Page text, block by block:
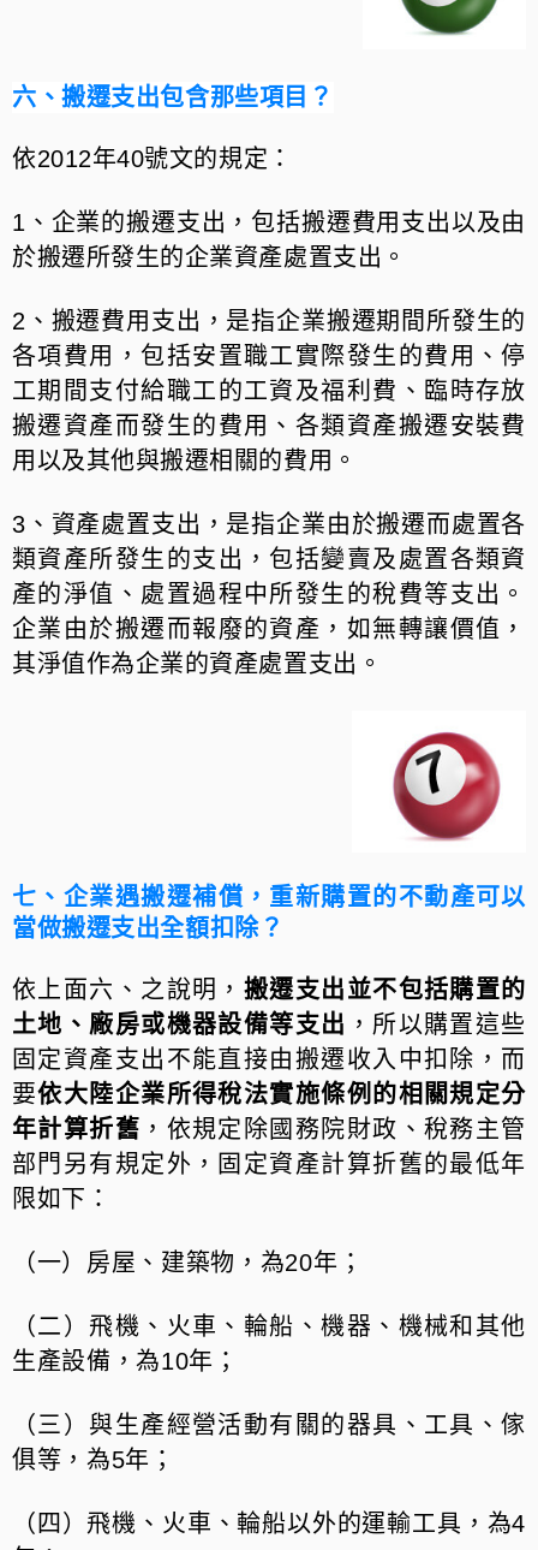
六、搬遷支出包含那些項目？
依2012年40號文的規定：
1、企業的搬遷支出，包括搬遷費用支出以及由
於搬遷所發生的企業資產處置支出。
2、搬遷費用支出，是指企業搬遷期間所發生的
各項費用，包括安置職工實際發生的費用、停
工期間支付給職工的工資及福利費、臨時存放
搬遷資產而發生的費用、各類資產搬遷安裝費
用以及其他與搬遷相關的費用。
3、資產處置支出，是指企業由於搬遷而處置各
類資產所發生的支出，包括變賣及處置各類資
產的淨值、處置過程中所發生的稅費等支出。
企業由於搬遷而報廢的資產，如無轉讓價值，
其淨值作為企業的資產處置支出。
七、企業遇搬遷補償，重新購置的不動產可以
當做搬遷支出全額扣除？
依上面六、之說明， 搬遷支出並不包括購置的
土地、廠房或機器設備等支出 ，所以購置這些
固定資產支出不能直接由搬遷收入中扣除，而
要依大陸企業所得稅法實施條例的相關規定分
年計算折舊 ，依規定除國務院財政、稅務主管
部門另有規定外，固定資產計算折舊的最低年
限如下：
（一）房屋、建築物，為20年；
（二）飛機、火車、輪船、機器、機械和其他
生產設備，為10年；
（三）與生產經營活動有關的器具、工具、傢
俱等，為5年；
（四）飛機、火車、輪船以外的運輸工具，為4